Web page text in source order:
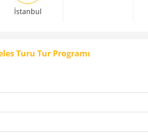
İstanbul
Turu Tur Programı